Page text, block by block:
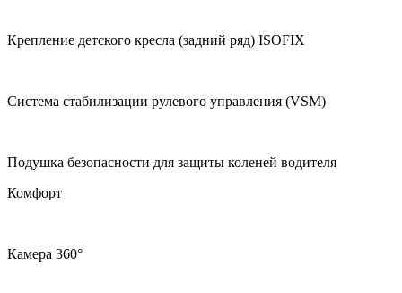
Крепление детского кресла (задний ряд) ISOFIX
Система стабилизации рулевого управления (VSM)
Подушка безопасности для защиты коленей водителя
Комфорт
Камера 360°